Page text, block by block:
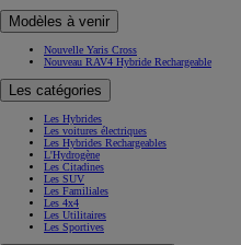
Modèles à venir
Nouvelle Yaris Cross
Nouveau RAV4 Hybride Rechargeable
Les catégories
Les Hybrides
Les voitures électriques
Les Hybrides Rechargeables
L'Hydrogène
Les Citadines
Les SUV
Les Familiales
Les 4x4
Les Utilitaires
Les Sportives